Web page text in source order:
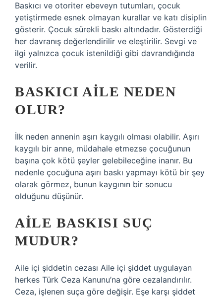
Baskıcı ve otoriter ebeveyn tutumları, çocuk
yetiştirmede esnek olmayan kurallar ve katı disiplin
gösterir. Çocuk sürekli baskı altındadır. Gösterdiği
her davranış değerlendirilir ve eleştirilir. Sevgi ve
ilgi yalnızca çocuk istenildiği gibi davrandığında
verilir.
BASKICI AILE NEDEN
OLUR?
İlk neden annenin aşırı kaygılı olması olabilir. Aşırı
kaygılı bir anne, müdahale etmezse çocuğunun
başına çok kötü şeyler gelebileceğine inanır. Bu
nedenle çocuğuna aşırı baskı yapmayı kötü bir şey
olarak görmez, bunun kaygının bir sonucu
olduğunu düşünür.
AILE BASKISI SUÇ
MUDUR?
Aile içi şiddetin cezası Aile içi şiddet uygulayan
herkes Türk Ceza Kanunu’na göre cezalandırılır.
Ceza, işlenen suça göre değişir. Eşe karşı şiddet